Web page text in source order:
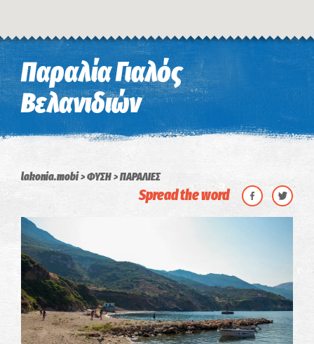
Η εικόνα ενδέχεται να υπόκειται σε πνευματικά δικαιώματα Όροι
Παραλία Γιαλός
Βελανιδιών
lakonia.mobi ΦΥΣΗ ΠΑΡΑΛΙΕΣ
Spread the word